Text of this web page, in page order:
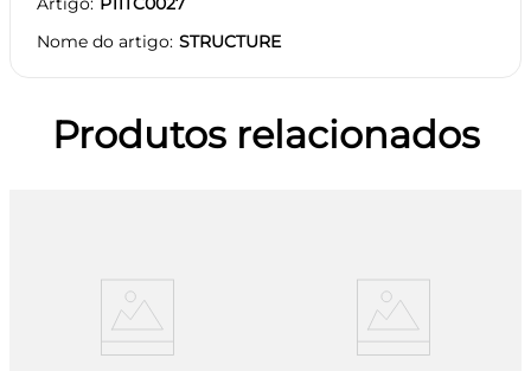
Nome do artigo STRUCTURE
Produtos relacionados